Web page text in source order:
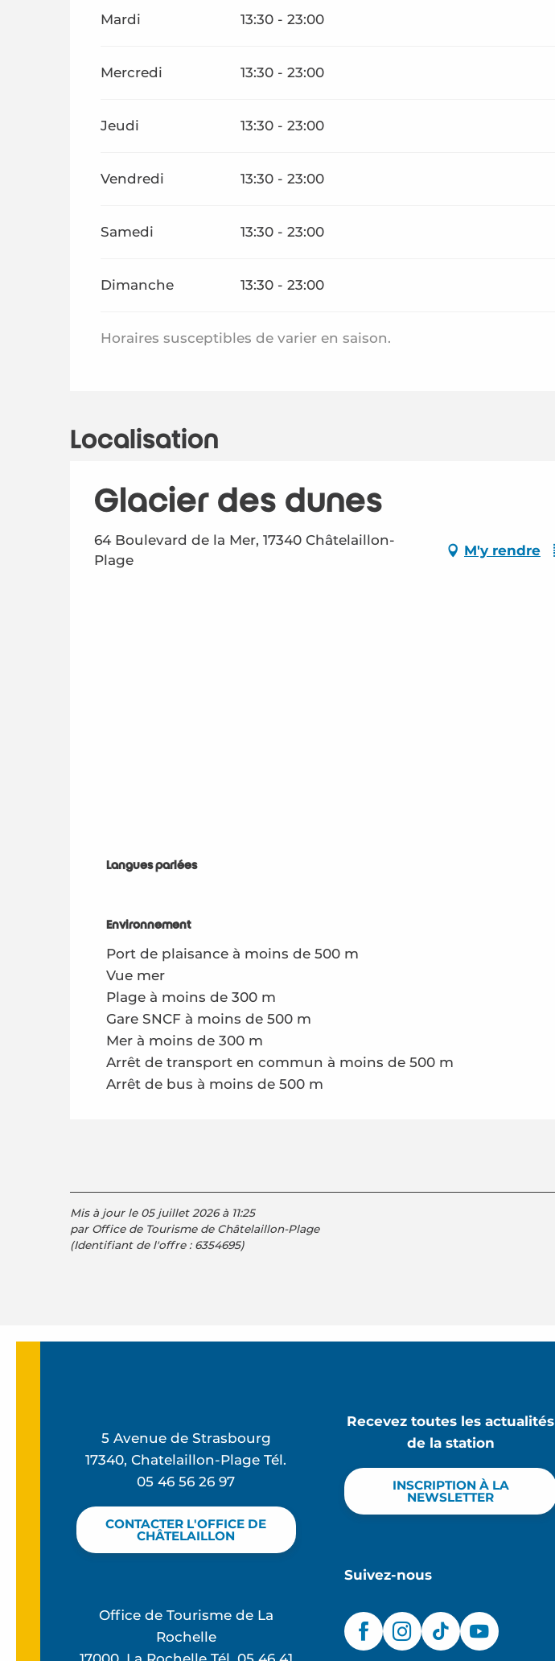
Mardi 13:30 - 23:00
Mercredi 13:30 - 23:00
Jeudi 13:30 - 23:00
Vendredi 13:30 - 23:00
Samedi 13:30 - 23:00
Dimanche 13:30 - 23:00
Horaires susceptibles de varier en saison.
Localisation
Glacier des dunes
64 Boulevard de la Mer, 17340 Châtelaillon-
Plage
M'y rendre
Langues parlées
Langues parlées
Environnement
Environnement
Port de plaisance à moins de 500 m
Vue mer
Plage à moins de 300 m
Gare SNCF à moins de 500 m
Mer à moins de 300 m
Arrêt de transport en commun à moins de 500 m
Arrêt de bus à moins de 500 m
Mis à jour le 05 juillet 2026 à 11:25
par Office de Tourisme de Châtelaillon-Plage
(Identifiant de l'offre : 6354695)
5 Avenue de Strasbourg
17340, Chatelaillon-Plage Tél.
05 46 56 26 97
CONTACTER L'OFFICE DE
CHÂTELAILLON
Office de Tourisme de La
Rochelle
Recevez toutes les actualités
de la station
INSCRIPTION À LA
NEWSLETTER
Suivez-nous